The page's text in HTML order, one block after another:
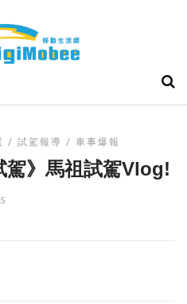
試駕報導 車事爆報
駕》馬祖試駕Vlog!